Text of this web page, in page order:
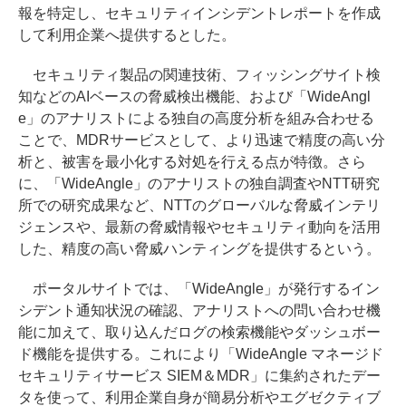
報を特定し、セキュリティインシデントレポートを作成
して利用企業へ提供するとした。
セキュリティ製品の関連技術、フィッシングサイト検
知などのAIベースの脅威検出機能、および「WideAngl
e」のアナリストによる独自の高度分析を組み合わせる
ことで、MDRサービスとして、より迅速で精度の高い分
析と、被害を最小化する対処を行える点が特徴。さら
に、「WideAngle」のアナリストの独自調査やNTT研究
所での研究成果など、NTTのグローバルな脅威インテリ
ジェンスや、最新の脅威情報やセキュリティ動向を活用
した、精度の高い脅威ハンティングを提供するという。
ポータルサイトでは、「WideAngle」が発行するイン
シデント通知状況の確認、アナリストへの問い合わせ機
能に加えて、取り込んだログの検索機能やダッシュボー
ド機能を提供する。これにより「WideAngle マネージド
セキュリティサービス SIEM＆MDR」に集約されたデー
タを使って、利用企業自身が簡易分析やエグゼクティブ